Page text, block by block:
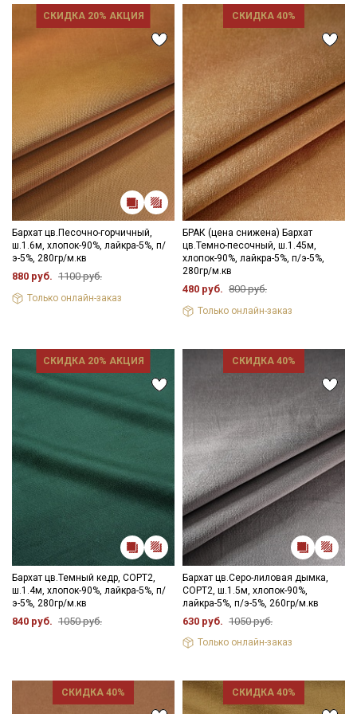
СКИДКА 20% АКЦИЯ
Бархат цв.Песочно-горчичный,
ш.1.6м, хлопок-90%, лайкра-5%, п/
э-5%, 280гр/м.кв
880 руб. 1100 руб.
Только онлайн-заказ
СКИДКА 40%
БРАК (цена снижена) Бархат
цв.Темно-песочный, ш.1.45м,
хлопок-90%, лайкра-5%, п/э-5%,
280гр/м.кв
480 руб. 800 руб.
Только онлайн-заказ
СКИДКА 20% АКЦИЯ
Бархат цв.Темный кедр, СОРТ2,
ш.1.4м, хлопок-90%, лайкра-5%, п/
э-5%, 280гр/м.кв
840 руб. 1050 руб.
СКИДКА 40%
Бархат цв.Серо-лиловая дымка,
СОРТ2, ш.1.5м, хлопок-90%,
лайкра-5%, п/э-5%, 260гр/м.кв
630 руб. 1050 руб.
Только онлайн-заказ
СКИДКА 40% СКИДКА 40%
Секретная рассылка от Купава